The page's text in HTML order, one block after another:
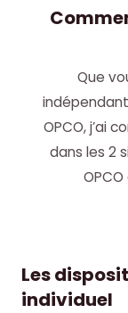
Que
OPCO, j’ai
dans les 2
Les
individuel